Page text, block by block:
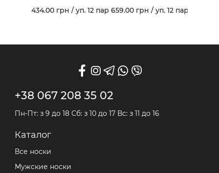
демисезонные
носки 403В
434.00 грн / уп. 12 пар
спортивная модель
из гребеночного
659.00 грн / уп. 12 пар
+38 067 208 35 02
Пн-Пт: з 9 до 18 Сб: з 10 до 17 Вс: з 11 до 16
Каталог
Все носки
Мужские носки